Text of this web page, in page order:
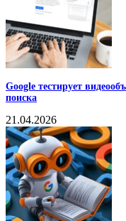
Google тестирует
поиска
21.04.2026